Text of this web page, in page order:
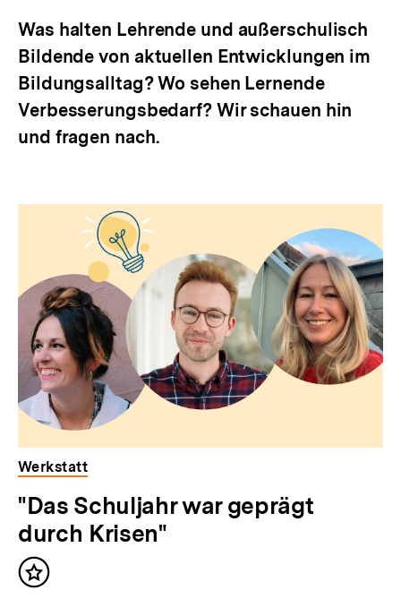
Was halten Lehrende und außerschulisch
Bildende von aktuellen Entwicklungen im
Bildungsalltag? Wo sehen Lernende
Verbesserungsbedarf? Wir schauen hin
und fragen nach.
Werkstatt
"Das Schuljahr war geprägt
durch Krisen"
Inhalt